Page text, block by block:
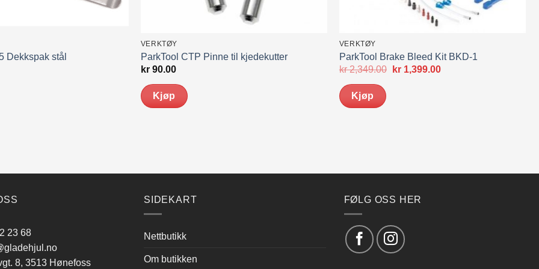
Dekkspak stål
VERKTØY
ParkTool CTP Pinne til kjedekutter
kr90.00
Kjøp
VERKTØY
ParkTool Brake Bleed Kit BKD-1
kr2,349.00
Opprinnelig
kr1,399.00Nåværende
Kjøp
23 68
8, 3513 Hønefoss
SIDEKART
Nettbutikk
Om butikken
FØLG OSS HER